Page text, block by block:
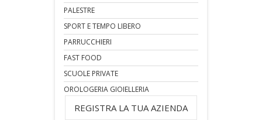
PALESTRE
SPORT E TEMPO LIBERO
PARRUCCHIERI
FAST FOOD
SCUOLE PRIVATE
OROLOGERIA GIOIELLERIA
REGISTRA LA TUA AZIENDA